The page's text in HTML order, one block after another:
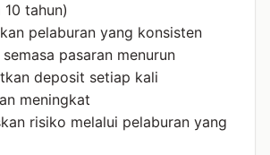
tahun)
pelaburan yang konsisten
pasaran menurun
deposit setiap kali
meningkat
risiko melalui pelaburan yang